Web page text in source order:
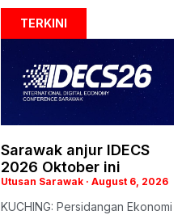
TERKINI
Sarawak anjur IDECS
2026 Oktober ini
Utusan Sarawak August 6, 2026
KUCHING: Persidangan Ekonomi